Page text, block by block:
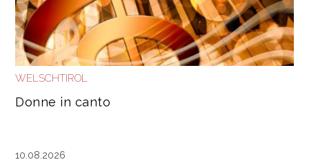
WELSCHTIROL
Donne in canto
10.08.2026